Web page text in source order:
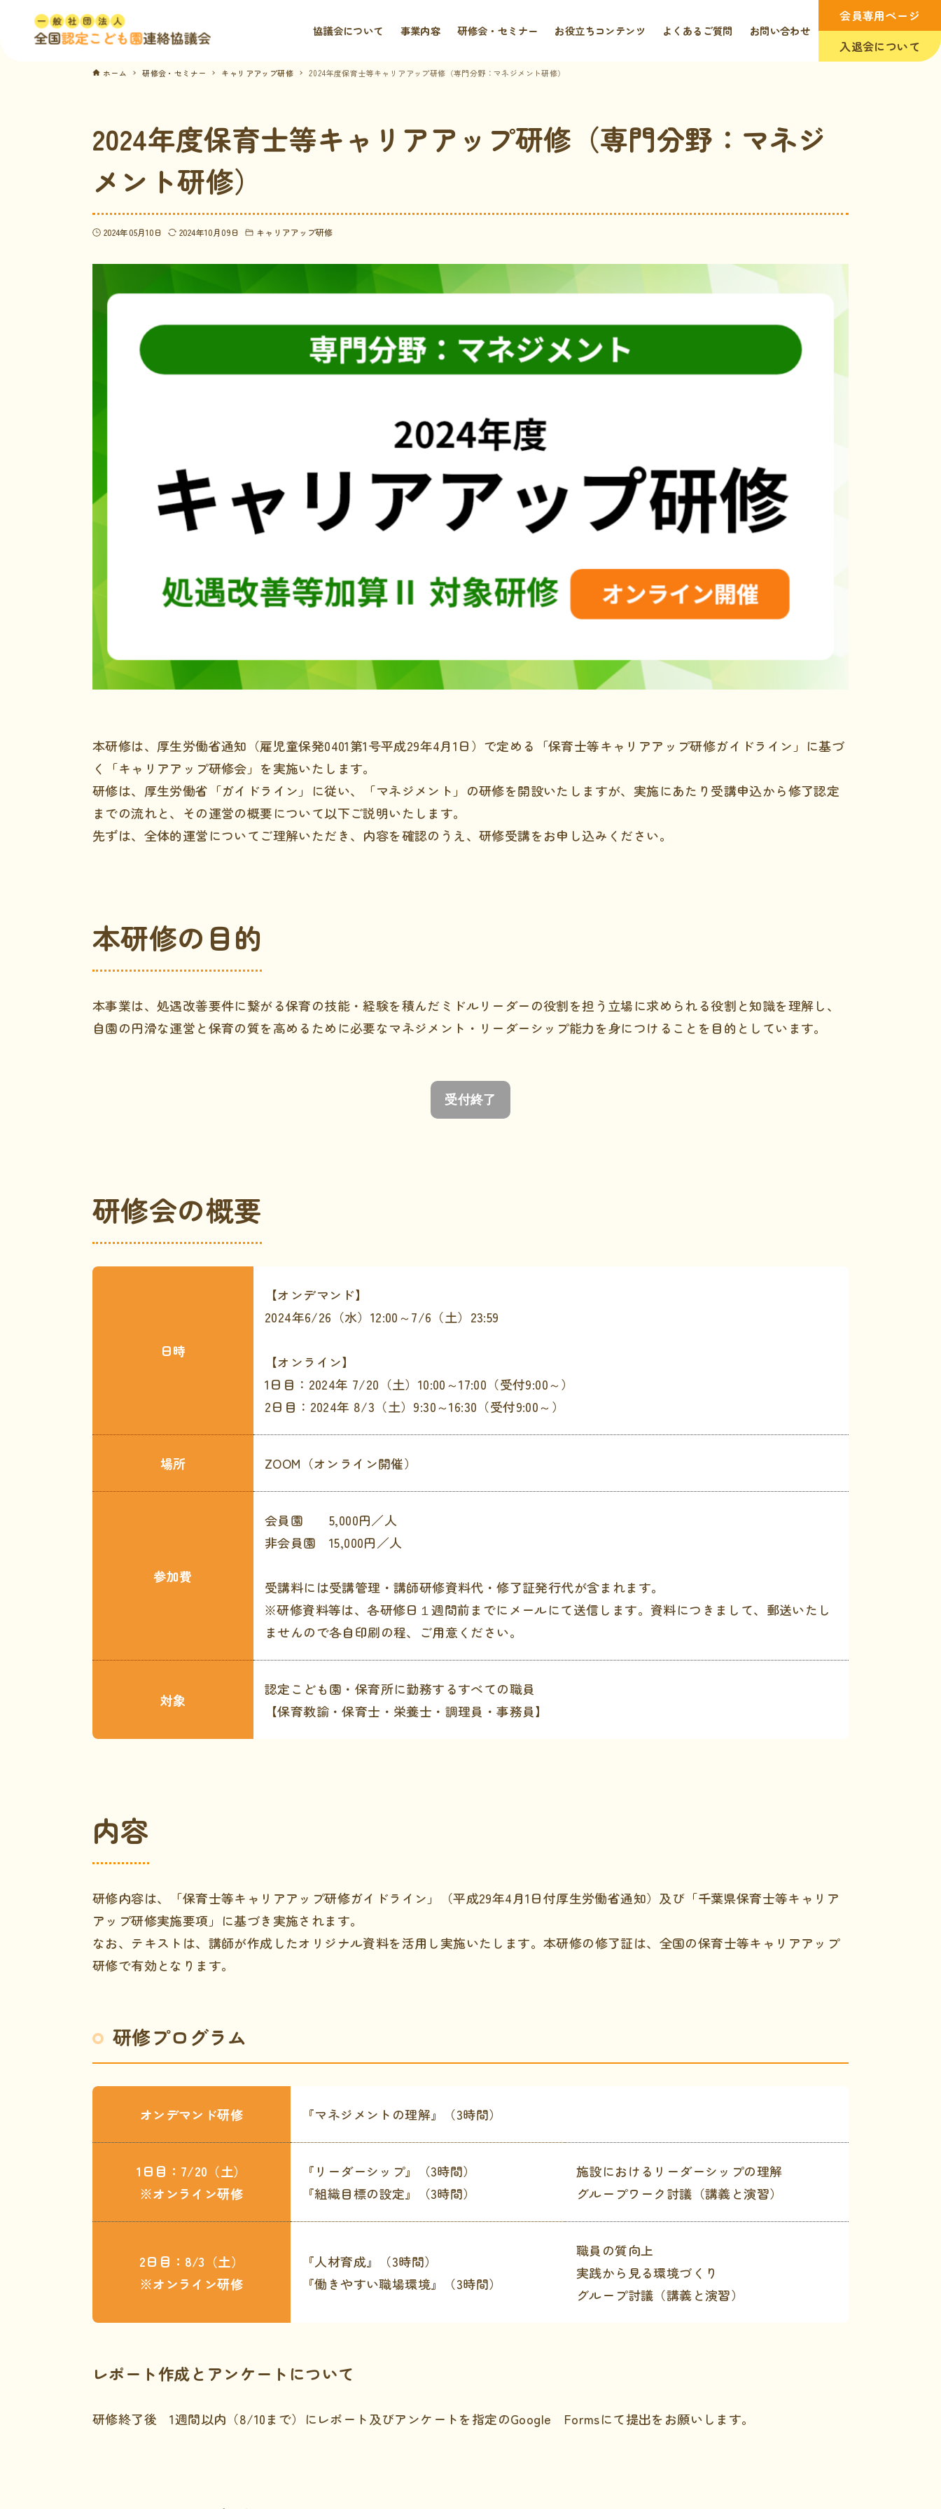
協議会について 事業内容 研修会・セミナー お役立ちコンテンツ よくあるご質問 お問い合わせ
会員専用ページ
入退会について
ホーム 研修会・セミナー キャリアアップ研修 2024年度保育士等キャリアアップ研修（専門分野：マネジメント研修）
2024年度保育士等キャリアアップ研修（専門分野：マネジ
メント研修）
2024年05月10日 2024年10月09日 キャリアアップ研修
本研修は、厚生労働省通知（雇児童保発0401第1号平成29年4月1日）で定める「保育士等キャリアアップ研修ガイドライン」に基づ
く「キャリアアップ研修会」を実施いたします。
研修は、厚生労働省「ガイドライン」に従い、「マネジメント」の研修を開設いたしますが、実施にあたり受講申込から修了認定
までの流れと、その運営の概要について以下ご説明いたします。
先ずは、全体的運営についてご理解いただき、内容を確認のうえ、研修受講をお申し込みください。
本研修の目的
本事業は、処遇改善要件に繋がる保育の技能・経験を積んだミドルリーダーの役割を担う立場に求められる役割と知識を理解し、
自園の円滑な運営と保育の質を高めるために必要なマネジメント・リーダーシップ能力を身につけることを目的としています。
受付終了
研修会の概要
日時
【オンデマンド】
2024年6/26（水）12:00～7/6（土）23:59
【オンライン】
1日目：2024年 7/20（土）10:00～17:00（受付9:00～）
2日目：2024年 8/3（土）9:30～16:30（受付9:00～）
場所 ZOOM（オンライン開催）
参加費
会員園 5,000円／人
非会員園 15,000円／人
受講料には受講管理・講師研修資料代・修了証発行代が含まれます。
※研修資料等は、各研修日１週間前までにメールにて送信します。資料につきまして、郵送いたし
ませんので各自印刷の程、ご用意ください。
対象
認定こども園・保育所に勤務するすべての職員
【保育教諭・保育士・栄養士・調理員・事務員】
内容
研修内容は、「保育士等キャリアアップ研修ガイドライン」（平成29年4月1日付厚生労働省通知）及び「千葉県保育士等キャリア
アップ研修実施要項」に基づき実施されます。
なお、テキストは、講師が作成したオリジナル資料を活用し実施いたします。本研修の修了証は、全国の保育士等キャリアアップ
研修で有効となります。
研修プログラム
オンデマンド研修 『マネジメントの理解』（3時間）
1日目：7/20（土）
※オンライン研修
『リーダーシップ』（3時間）
『組織目標の設定』（3時間）
施設におけるリーダーシップの理解
グループワーク討議（講義と演習）
2日目：8/3（土）
※オンライン研修
『人材育成』（3時間）
『働きやすい職場環境』（3時間）
職員の質向上
実践から見る環境づくり
グループ討議（講義と演習）
レポート作成とアンケートについて
研修終了後 1週間以内（8/10まで）にレポート及びアンケートを指定のGoogle Formsにて提出をお願いします。